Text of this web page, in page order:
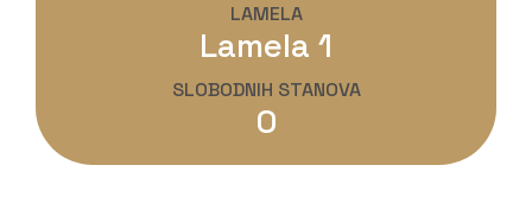
LAMELA
Lamela 1
SLOBODNIH STANOVA
0